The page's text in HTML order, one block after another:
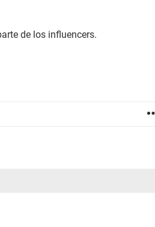
de los influencers.